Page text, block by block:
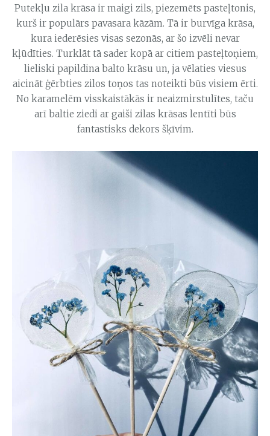
Putekļu zila krāsa ir maigi zils, piezemēts pasteļtonis,
kurš ir populārs pavasara kāzām. Tā ir burvīga krāsa,
kura iederēsies visas sezonās, ar šo izvēli nevar
kļūdīties. Turklāt tā sader kopā ar citiem pasteļtoņiem,
lieliski papildina balto krāsu un, ja vēlaties viesus
aicināt ģērbties zilos toņos tas noteikti būs visiem ērti.
No karamelēm visskaistākās ir neaizmirstulītes, taču
arī baltie ziedi ar gaiši zilas krāsas lentīti būs
fantastisks dekors šķīvim.